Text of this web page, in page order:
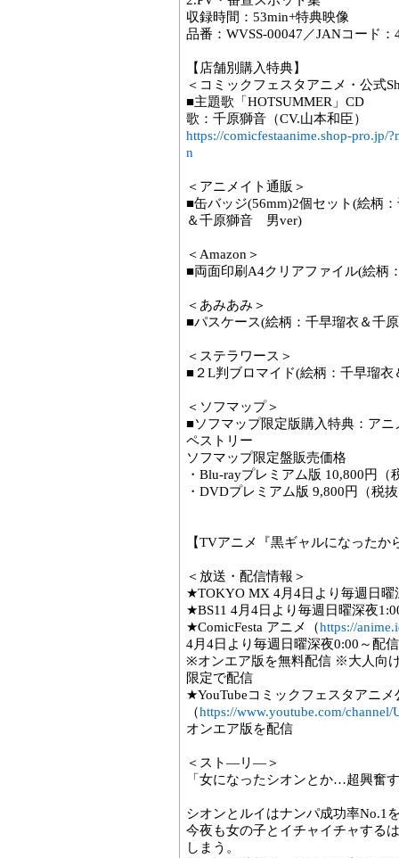
収録時間：53min+特典映像
品番：WVSS-00047／JANコード：
【店舗別購入特典】
＜コミックフェスタアニメ・公式
■主題歌「HOTSUMMER」CD
歌：千原獅音（CV.山本和臣）
https://comicfestaanime.shop-pro.jp/
n
＜アニメイト通販＞
■缶バッジ(56mm)2個セット(絵柄
＆千原獅音 男ver)
＜Amazon＞
■両面印刷A4クリアファイル(絵
＜あみあみ＞
■パスケース(絵柄：千早瑠衣＆千
＜ステラワース＞
■２L判ブロマイド(絵柄：千早瑠
＜ソフマップ＞
■ソフマップ限定版購入特典：ア
ペストリー
ソフマップ限定盤販売価格
・Blu-rayプレミアム版 10,800円（
・DVDプレミアム版 9,800円（税
【TVアニメ『黒ギャルになった
＜放送・配信情報＞
★TOKYO MX 4月4日より毎週日曜
★BS11 4月4日より毎週日曜深夜
★ComicFesta アニメ（https://
4月4日より毎週日曜深夜0:00～配
※オンエア版を無料配信 ※大人向
限定で配信
★YouTubeコミックフェスタアニメ
（https://www.youtube.com/
オンエア版を配信
＜スト―リ―＞
「女になったシオンとか…超興奮
シオンとルイはナンパ成功率No.1
今夜も女の子とイチャイチャする
しまう。